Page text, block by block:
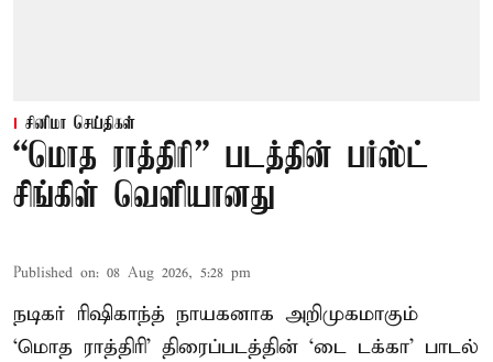
சினிமா செய்திகள்
“மொத ராத்திரி” படத்தின் பர்ஸ்ட்
சிங்கிள் வெளியானது
Published on: 08 Aug 2026, 5:28 pm
நடிகர் ரிஷிகாந்த் நாயகனாக அறிமுகமாகும்
‘மொத ராத்திரி’ திரைப்படத்தின் ‘டை டக்கா’ பாடல்